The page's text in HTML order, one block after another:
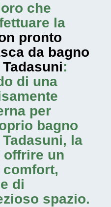
che
la
pronto
da bagno
:
di una
per
bagno
la
offrire un
di
spazio.